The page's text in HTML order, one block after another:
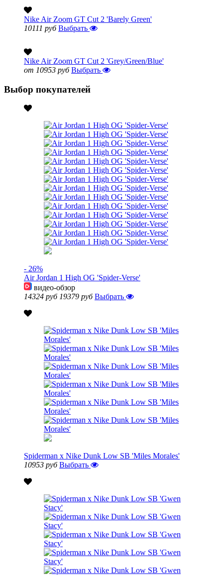
Nike Air Zoom GT Cut 2 'Barely Green'
10111 руб Выбрать
Nike Air Zoom GT Cut 2 'Grey/Green/Blue'
от 10953 руб Выбрать
Выбор покупателей
- 26%
Air Jordan 1 High OG 'Spider-Verse'
видео-обзор
14324 руб 19379 руб Выбрать
Spiderman x Nike Dunk Low SB 'Miles Morales'
10953 руб Выбрать